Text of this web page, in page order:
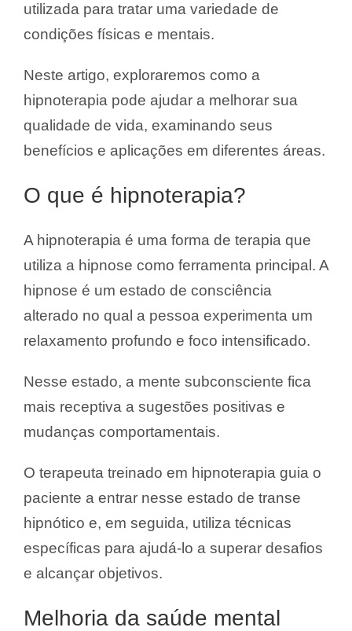
utilizada para tratar uma variedade de
condições físicas e mentais.
Neste artigo, exploraremos como a
hipnoterapia pode ajudar a melhorar sua
qualidade de vida, examinando seus
benefícios e aplicações em diferentes áreas.
O que é hipnoterapia?
A hipnoterapia é uma forma de terapia que
utiliza a hipnose como ferramenta principal. A
hipnose é um estado de consciência
alterado no qual a pessoa experimenta um
relaxamento profundo e foco intensificado.
Nesse estado, a mente subconsciente fica
mais receptiva a sugestões positivas e
mudanças comportamentais.
O terapeuta treinado em hipnoterapia guia o
paciente a entrar nesse estado de transe
hipnótico e, em seguida, utiliza técnicas
específicas para ajudá-lo a superar desafios
e alcançar objetivos.
Melhoria da saúde mental